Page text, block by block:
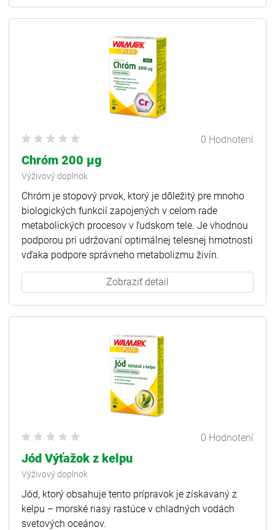
0 Hodnotení
Chróm 200 µg
Výživový doplnok
Chróm je stopový prvok, ktorý je dôležitý pre mnoho
biologických funkcií zapojených v celom rade
metabolických procesov v ľudskom tele. Je vhodnou
podporou pri udržovaní optimálnej telesnej hmotnosti
vďaka podpore správneho metabolizmu živín.
Zobraziť detail
0 Hodnotení
Jód Výťažok z kelpu
Výživový doplnok
Jód, ktorý obsahuje tento prípravok je získavaný z
kelpu – morské riasy rastúce v chladných vodách
svetových oceánov.